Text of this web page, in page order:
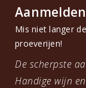
Mis niet langer
proeverijen!
De scherpste
Handige wijn